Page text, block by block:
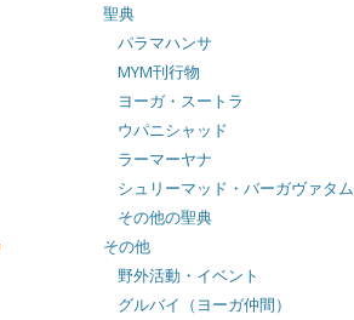
聖典
パラマハンサ
MYM刊行物
ヨーガ・スートラ
ウパニシャッド
ラーマーヤナ
シュリーマッド・バーガヴァタム
その他の聖典
その他
野外活動・イベント
グルバイ（ヨーガ仲間）